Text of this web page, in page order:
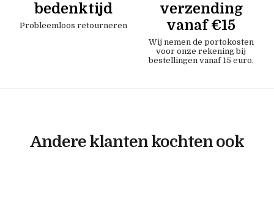
bedenktijd
Probleemloos retourneren
verzending
vanaf €15
Wij nemen de portokosten
voor onze rekening bij
bestellingen vanaf 15 euro.
Andere klanten kochten ook